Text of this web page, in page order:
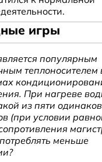
игры
популярным
теплоносителем
При нагреве
из пяти
(при условии
меньше